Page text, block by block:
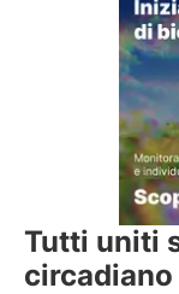
Tutti uniti
circadiano